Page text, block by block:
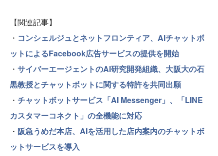
【関連記事】
・ コンシェルジュとネットフロンティア、AIチャットボ
ットによるFacebook広告サービスの提供を開始
・ サイバーエージェントのAI研究開発組織、大阪大の石
黒教授とチャットボットに関する特許を共同出願
・ チャットボットサービス「AI Messenger」、「LINE
カスタマーコネクト」の全機能に対応
・ 阪急うめだ本店、AIを活用した店内案内のチャットボ
ットサービスを導入